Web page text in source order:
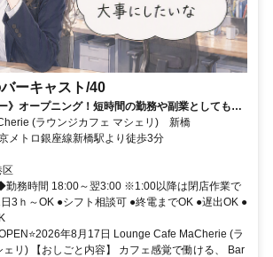
ーキャスト/40
》オープニング！短時間の勤務や副業としても
(ラウンジカフェ マシェリ) 新橋
JR、東京メトロ銀座線新橋駅より徒歩3分
勤務時間 18:00～翌3:00 ※1:00以降は閉店作業で
3ｈ～OK ●シフト相談可 ●終電までOK ●遅出OK ●
年8月17日 Lounge Cafe MaCherie (ラ
ェリ) 【おしごと内容】 カフェ感覚で働ける、 Bar